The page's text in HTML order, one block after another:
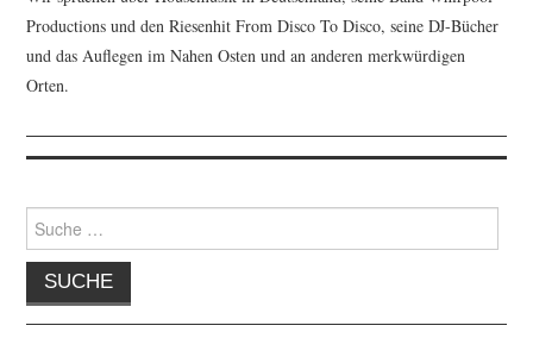
Productions und den Riesenhit From Disco To Disco, seine DJ-Bücher
und das Auflegen im Nahen Osten und an anderen merkwürdigen
Orten.
nach: